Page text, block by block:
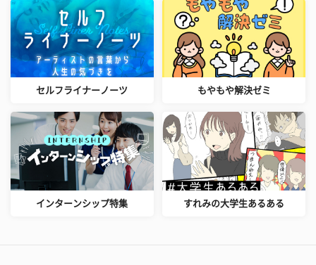
セルフライナーノーツ もやもや解決ゼミ
インターンシップ特集 すれみの大学生あるある